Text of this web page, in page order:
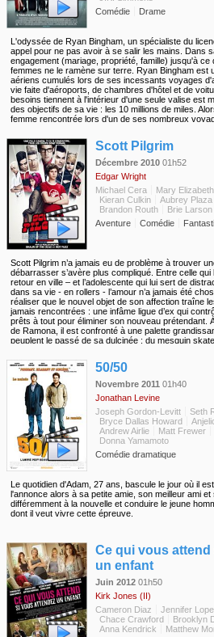
Comédie
Drame
L'odyssée de Ryan Bingham, un spécialiste du
appel pour ne pas avoir à se salir les mains. Dans
engagement (mariage, propriété, famille) jusqu'à
femmes ne le ramène sur terre. Ryan Bingham est
aériens cumulés lors de ses incessants voyages
vie faite d'aéroports, de chambres d'hôtel et de
besoins tiennent à l'intérieur d'une seule valise est
des objectifs de sa vie : les 10 millions de miles.
femme rencontrée lors d'un de ses nombreux
collaboratrice très ambitieuse, celui-ci décide que
faire de manière encore plus rentable, via... vidéo
évidemment de limiter ces voyages que Bingham
Scott Pilgrim
Décembre 2010 01h52
Edgar Wright
Michael Cera
Mary
Kieran Culkin
Aubrey Plaza
Brandon Routh
Brie Larson
Aventure
Comédie
Scott Pilgrim n’a jamais eu de problème à trouver
débarrasser s’avère plus compliqué. Entre celle
retour en ville – et l’adolescente qui lui sert de
dans sa vie - en rollers - l’amour n’a jamais été
réaliser que le nouvel objet de son affection traîne
jamais rencontrées : une infâme ligue d’ex qui
prêts à tout pour éliminer son nouveau prétendant.
de Ramona, il est confronté à une palette
peuplent le passé de sa dulcinée : du mesquin
doit triompher de chacun d’eux avant que la partie
50/50
Novembre 2011 01h40
Jonathan Levine
Joseph Gordon-Levitt
Seth
Bryce Dallas Howard
Andrew Airlie
Matt Frewer
Donna Yamamoto
Comédie dramatique
Le quotidien d'Adam, 27 ans, bascule le jour où il
l'annonce alors à sa petite amie, son meilleur ami
différemment à la nouvelle et conduire le jeune
dont il veut vivre cette épreuve.
Ce qui vous
un enfant
Juin 2012 01h50
Kirk Jones (II)
Cameron Diaz
Jennifer
Chace Crawford
Brooklyn
Anna Kendrick
Matthew